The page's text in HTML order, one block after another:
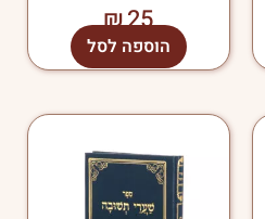
₪25
הוספה לסל